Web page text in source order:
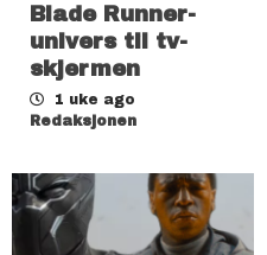
Blade Runner-
univers til tv-
skjermen
1 uke ago
Redaksjonen